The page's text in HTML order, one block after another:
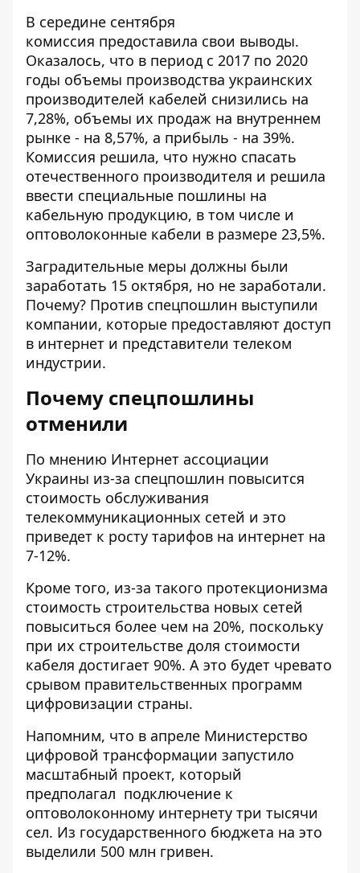
В середине сентября
комиссия предоставила свои выводы.
Оказалось, что в период с 2017 по 2020
годы объемы производства украинских
производителей кабелей снизились на
7,28%, объемы их продаж на внутреннем
рынке - на 8,57%, а прибыль - на 39%.
Комиссия решила, что нужно спасать
отечественного производителя и решила
ввести специальные пошлины на
кабельную продукцию, в том числе и
оптоволоконные кабели в размере 23,5%.
Заградительные меры должны были
заработать 15 октября, но не заработали.
Почему? Против спецпошлин выступили
компании, которые предоставляют доступ
в интернет и представители телеком
индустрии.
Почему спецпошлины
отменили
По мнению Интернет ассоциации
Украины из-за спецпошлин повысится
стоимость обслуживания
телекоммуникационных сетей и это
приведет к росту тарифов на интернет на
7-12%.
Кроме того, из-за такого протекционизма
стоимость строительства новых сетей
повыситься более чем на 20%, поскольку
при их строительстве доля стоимости
кабеля достигает 90%. А это будет чревато
срывом правительственных программ
цифровизации страны.
Напомним, что в апреле Министерство
цифровой трансформации запустило
масштабный проект, который
предполагал подключение к
оптоволоконному интернету три тысячи
сел. Из государственного бюджета на это
выделили 500 млн гривен.